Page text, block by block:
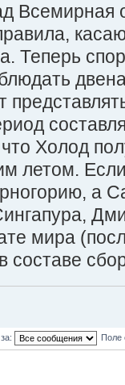
Всемирная
Теперь
Холод
летом.
а
мира
составе
Поле